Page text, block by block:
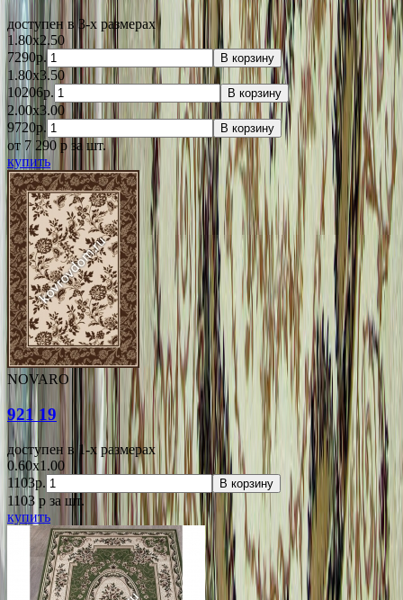
доступен в 3-x размерах
1.80x2.50
7290р.
В корзину
1.80x3.50
10206р.
В корзину
2.00x3.00
9720р.
В корзину
от 7 290 p за шт.
купить
NOVARO
921 19
доступен в 1-x размерах
0.60x1.00
1103р.
В корзину
1103 p за шт.
купить